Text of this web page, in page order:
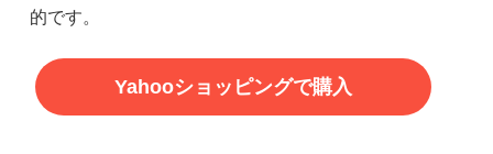
的です。
Yahooショッピングで購入